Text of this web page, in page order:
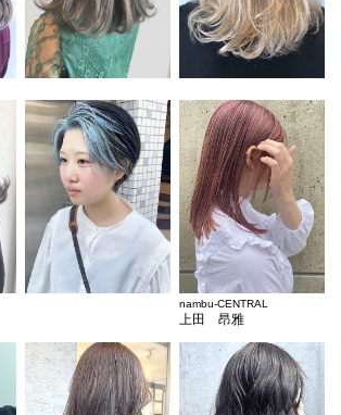
nambu-CENTRAL
上田 昂雅